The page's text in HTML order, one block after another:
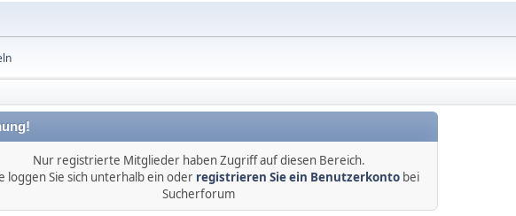
Nur registrierte Mitglieder haben Zugriff auf diesen Bereich.
loggen Sie sich unterhalb ein oder registrieren Sie ein Benutzerkontobei
Sucherforum